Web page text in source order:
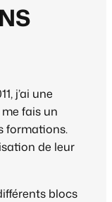
j’ai une
fais un
formations.
de leur
blocs